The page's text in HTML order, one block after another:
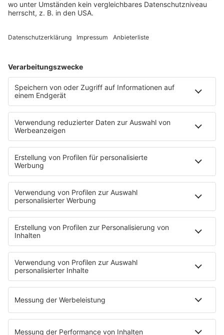
Uptempo Banger
Programm
Aktuelles
Zum Nachhören
Nachrichten
Wetter
Blitzer & Verkehr
Programmübersicht
Team
Podcasts
Access All Areas
delta Backstage
Jahrhundertgeschichten
Mein delta radio
App
DAB+
Empfang
Jobs & Praktika